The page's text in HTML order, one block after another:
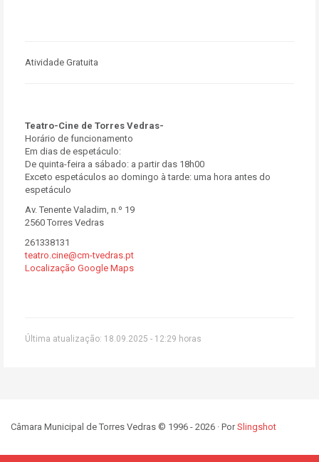
Atividade Gratuita
Teatro-Cine de Torres Vedras-
Horário de funcionamento
Em dias de espetáculo:
De quinta-feira a sábado: a partir das 18h00
Exceto espetáculos ao domingo à tarde: uma hora antes do
espetáculo
Av. Tenente Valadim, n.º 19
2560 Torres Vedras
261338131
teatro.cine@cm-tvedras.pt
Localização Google Maps
Última atualização: 18.09.2025 - 12:29 horas
Câmara Municipal de Torres Vedras © 1996 - 2026 · PorSlingshot